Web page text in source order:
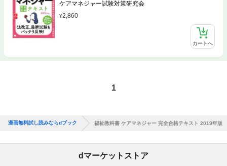
ケアマネジャー試験対策研究会
2,860
カートへ
1
漫画無料試し読みならdブック 福祉教科書 ケアマネジャー 完全合格テキスト 2019年版
dマーケットストア